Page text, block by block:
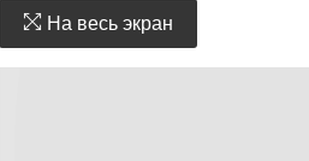
На весь экран